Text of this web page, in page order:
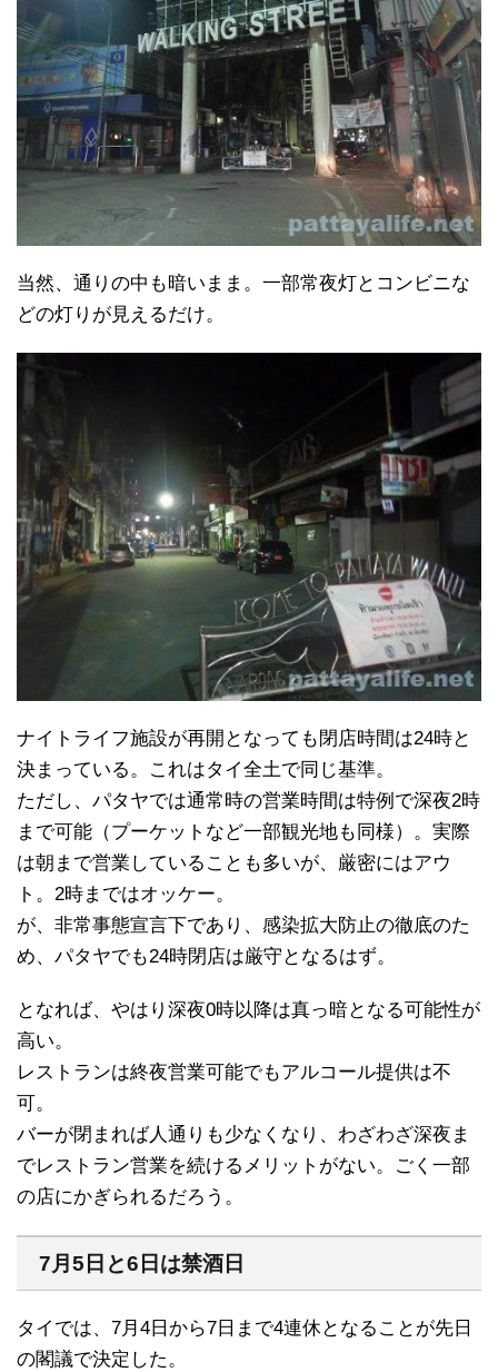
当然、通りの中も暗いまま。一部常夜灯とコンビニな
どの灯りが見えるだけ。
ナイトライフ施設が再開となっても閉店時間は24時と
決まっている。これはタイ全土で同じ基準。
ただし、パタヤでは通常時の営業時間は特例で深夜2時
まで可能（プーケットなど一部観光地も同様）。実際
は朝まで営業していることも多いが、厳密にはアウ
ト。2時まではオッケー。
が、非常事態宣言下であり、感染拡大防止の徹底のた
め、パタヤでも24時閉店は厳守となるはず。
となれば、やはり深夜0時以降は真っ暗となる可能性が
高い。
レストランは終夜営業可能でもアルコール提供は不
可。
バーが閉まれば人通りも少なくなり、わざわざ深夜ま
でレストラン営業を続けるメリットがない。ごく一部
の店にかぎられるだろう。
7月5日と6日は禁酒日
タイでは、7月4日から7日まで4連休となることが先日
の閣議で決定した。